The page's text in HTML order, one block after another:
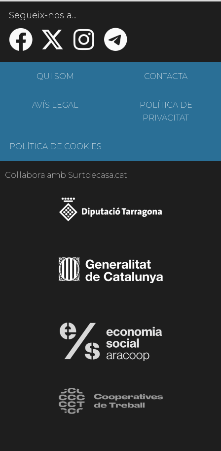
Segueix-nos a...
QUI SOM CONTACTA
AVÍS LEGAL
POLÍTICA DE
PRIVACITAT
POLÍTICA DE COOKIES
Col·labora amb Surtdecasa.cat